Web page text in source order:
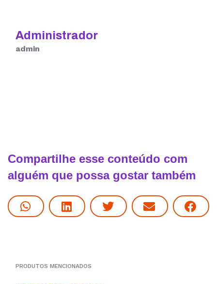
Administrador
admin
Compartilhe esse conteúdo com
alguém que possa gostar também
PRODUTOS MENCIONADOS